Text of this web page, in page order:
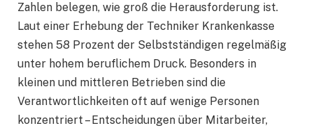
Zahlen belegen, wie groß die Herausforderung ist.
Laut einer Erhebung der Techniker Krankenkasse
stehen 58 Prozent der Selbstständigen regelmäßig
unter hohem beruflichem Druck. Besonders in
kleinen und mittleren Betrieben sind die
Verantwortlichkeiten oft auf wenige Personen
konzentriert – Entscheidungen über Mitarbeiter,